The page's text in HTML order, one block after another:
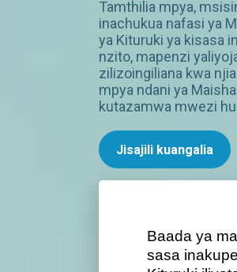
Tamthilia mpya,
inachukua nafasi ya
ya Kituruki ya kisasa
nzito, mapenzi
zilizoingiliana kwa
mpya ndani ya
kutazamwa mwezi
Jisajili kuangalia
Baada ya
sasa